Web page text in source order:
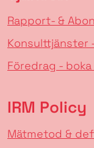
Rapport- &
Konsulttjänster
Föredrag -
IRM Policy
Mätmetod &